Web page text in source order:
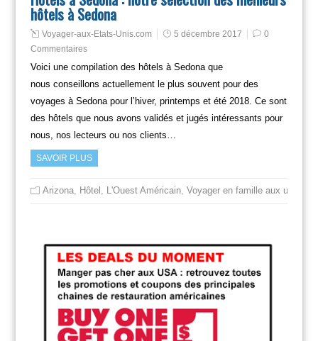
hôtels à Sedona
Voyager-aux-Etats-Unis.com 5 décembre 2017
0
Commentaires
Voici une compilation des hôtels à Sedona que
nous conseillons actuellement le plus souvent pour des
voyages à Sedona pour l’hiver, printemps et été 2018. Ce sont
des hôtels que nous avons validés et jugés intéressants pour
nous, nos lecteurs ou nos clients…
SAVOIR PLUS
Arizona, Hôtel L'Ouest Américain, Voyager en famille aux usa